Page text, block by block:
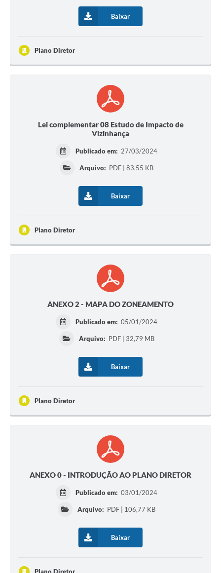
Baixar
Plano Diretor
Lei complementar 08 Estudo de Impacto de
Vizinhança
Publicado em: 27/03/2024
Arquivo: PDF | 83,55 KB
Baixar
Plano Diretor
ANEXO 2 - MAPA DO ZONEAMENTO
Publicado em: 05/01/2024
Arquivo: PDF | 32,79 MB
Baixar
Plano Diretor
ANEXO 0 - INTRODUÇÃO AO PLANO DIRETOR
Publicado em: 03/01/2024
Arquivo: PDF | 106,77 KB
Baixar